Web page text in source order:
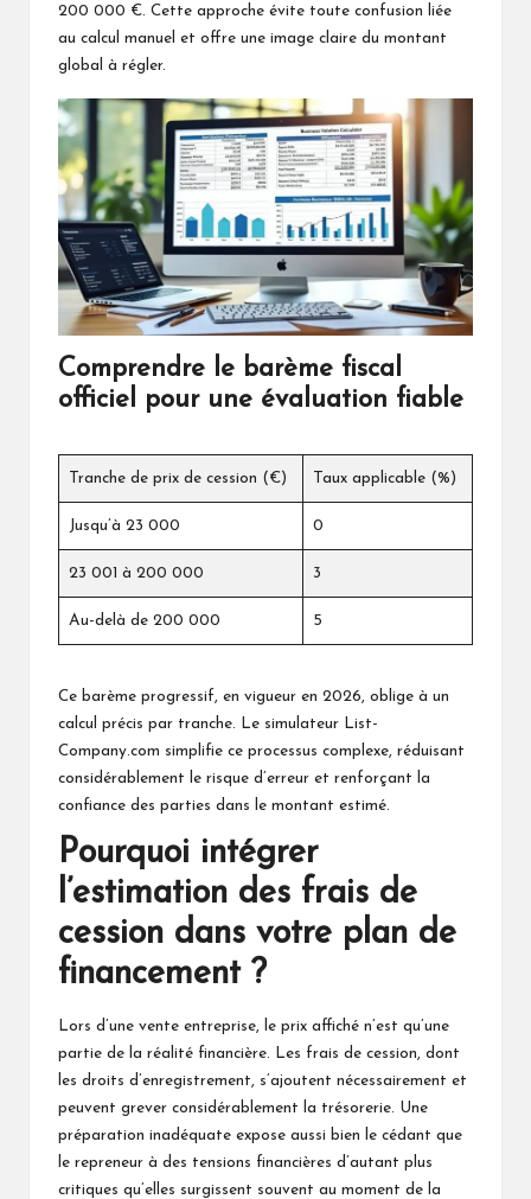
200 000 €. Cette approche évite toute confusion liée
au calcul manuel et offre une image claire du montant
global à régler.
Comprendre le barème fiscal
officiel pour une évaluation fiable
Tranche de prix de cession (€) Taux applicable (%)
Jusqu’à 23 000 0
23 001 à 200 000 3
Au-delà de 200 000 5
Ce barème progressif, en vigueur en 2026, oblige à un
calcul précis par tranche. Le simulateur List-
Company.com simplifie ce processus complexe, réduisant
considérablement le risque d’erreur et renforçant la
confiance des parties dans le montant estimé.
Pourquoi intégrer
l’estimation des frais de
cession dans votre plan de
financement ?
Lors d’une vente entreprise, le prix affiché n’est qu’une
partie de la réalité financière. Les frais de cession, dont
les droits d’enregistrement, s’ajoutent nécessairement et
peuvent grever considérablement la trésorerie. Une
préparation inadéquate expose aussi bien le cédant que
le repreneur à des tensions financières d’autant plus
critiques qu’elles surgissent souvent au moment de la